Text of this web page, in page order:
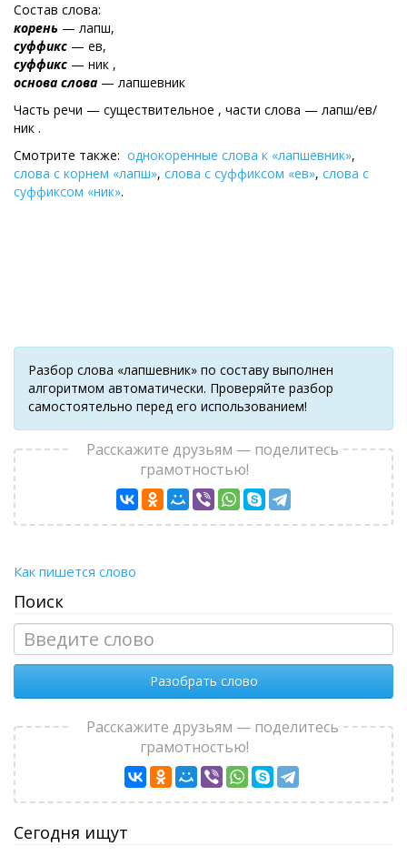
Состав слова:
корень — лапш,
суффикс — ев,
суффикс — ник ,
основа слова — лапшевник
Часть речи — существительное , части слова — лапш/ев/
ник .
Смотрите также: однокоренные слова к «лапшевник»,
слова с корнем «лапш», слова с суффиксом «ев», слова с
суффиксом «ник».
Разбор слова «лапшевник» по составу выполнен
алгоритмом автоматически. Проверяйте разбор
самостоятельно перед его использованием!
Расскажите друзьям — поделитесь
грамотностью!
Как пишется слово
Поиск
Разобрать слово
Расскажите друзьям — поделитесь
грамотностью!
Сегодня ищут